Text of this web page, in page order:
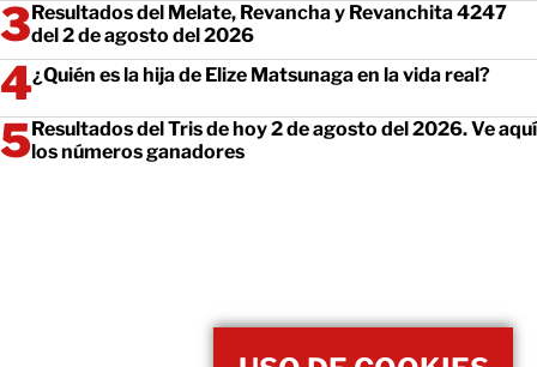
Resultados del Melate, Revancha y Revanchita 4247
del 2 de agosto del 2026
¿Quién es la hija de Elize Matsunaga en la vida real?
Resultados del Tris de hoy 2 de agosto del 2026. Ve aquí
los números ganadores